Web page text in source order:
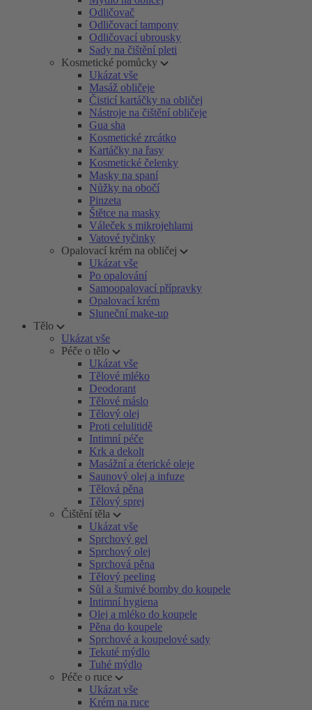
Odličovač
Odličovací tampony
Odličovací ubrousky
Sady na čištění pleti
Kosmetické pomůcky
Ukázat vše
Masáž obličeje
Čisticí kartáčky na obličej
Nástroje na čištění obličeje
Gua sha
Kosmetické zrcátko
Kartáčky na řasy
Kosmetické čelenky
Masky na spaní
Nůžky na obočí
Pinzeta
Štětce na masky
Váleček s mikrojehlami
Vatové tyčinky
Opalovací krém na obličej
Ukázat vše
Po opalování
Samoopalovací přípravky
Opalovací krém
Sluneční make-up
Tělo
Ukázat vše
Péče o tělo
Ukázat vše
Tělové mléko
Deodorant
Tělové máslo
Tělový olej
Proti celulitidě
Intimní péče
Krk a dekolt
Masážní a éterické oleje
Saunový olej a infuze
Tělová pěna
Tělový sprej
Čištění těla
Ukázat vše
Sprchový gel
Sprchový olej
Sprchová pěna
Tělový peeling
Sůl a šumivé bomby do koupele
Intimní hygiena
Olej a mléko do koupele
Pěna do koupele
Sprchové a koupelové sady
Tekuté mýdlo
Tuhé mýdlo
Péče o ruce
Ukázat vše
Krém na ruce